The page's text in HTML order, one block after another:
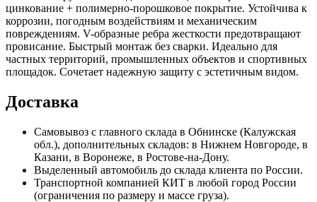
цинкование + полимерно-порошковое покрытие. Устойчива к
коррозии, погодным воздействиям и механическим
повреждениям. V-образные ребра жесткости предотвращают
провисание. Быстрый монтаж без сварки. Идеально для
частных территорий, промышленных объектов и спортивных
площадок. Сочетает надежную защиту с эстетичным видом.
Доставка
Самовывоз с главного склада в Обнинске (Калужская
обл.), дополнительных складов: в Нижнем Новгороде, в
Казани, в Воронеже, в Ростове-на-Дону.
Выделенный автомобиль до склада клиента по России.
Транспортной компанией КИТ в любой город России
(ограничения по размеру и массе груза).